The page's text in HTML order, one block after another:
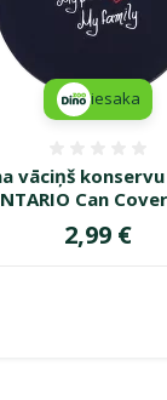
vāciņš
Can
Cena
2,99 €
iesaka